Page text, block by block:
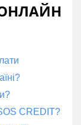
CREDIT?